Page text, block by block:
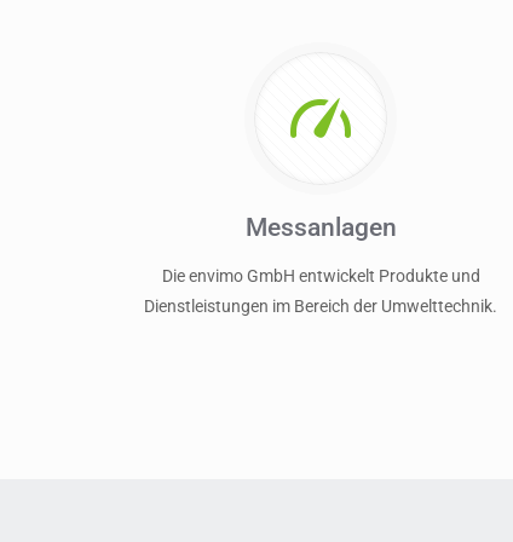
Messanlagen
Die envimo GmbH entwickelt Produkte und
Dienstleistungen im Bereich der Umwelttechnik.